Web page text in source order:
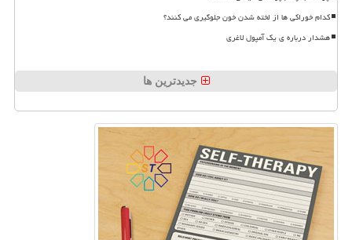
کدام خوراکی ها از لخته شدن خون جلوگیری می کنند؟
هشدار درباره ی یک آمپول لاغری
جدیدترین ها